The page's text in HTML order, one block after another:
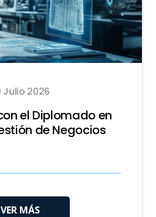
Julio 2026
el Diplomado en
de Negocios
VER MÁS